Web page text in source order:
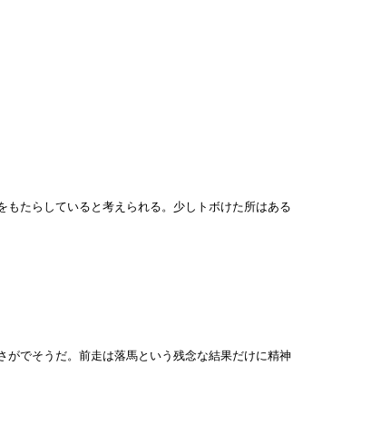
たらしていると考えられる。少しトボけた所はある
でそうだ。前走は落馬という残念な結果だけに精神